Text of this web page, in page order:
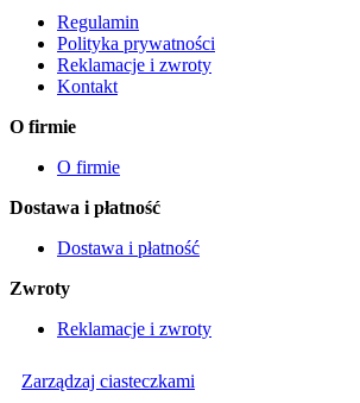
Regulamin
Polityka prywatności
Reklamacje i zwroty
Kontakt
O firmie
O firmie
Dostawa i płatność
Dostawa i płatność
Zwroty
Reklamacje i zwroty
Zarządzaj ciasteczkami